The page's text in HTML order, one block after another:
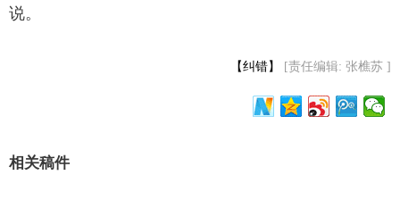
说。
【纠错】 [责任编辑: 张樵苏 ]
相关稿件